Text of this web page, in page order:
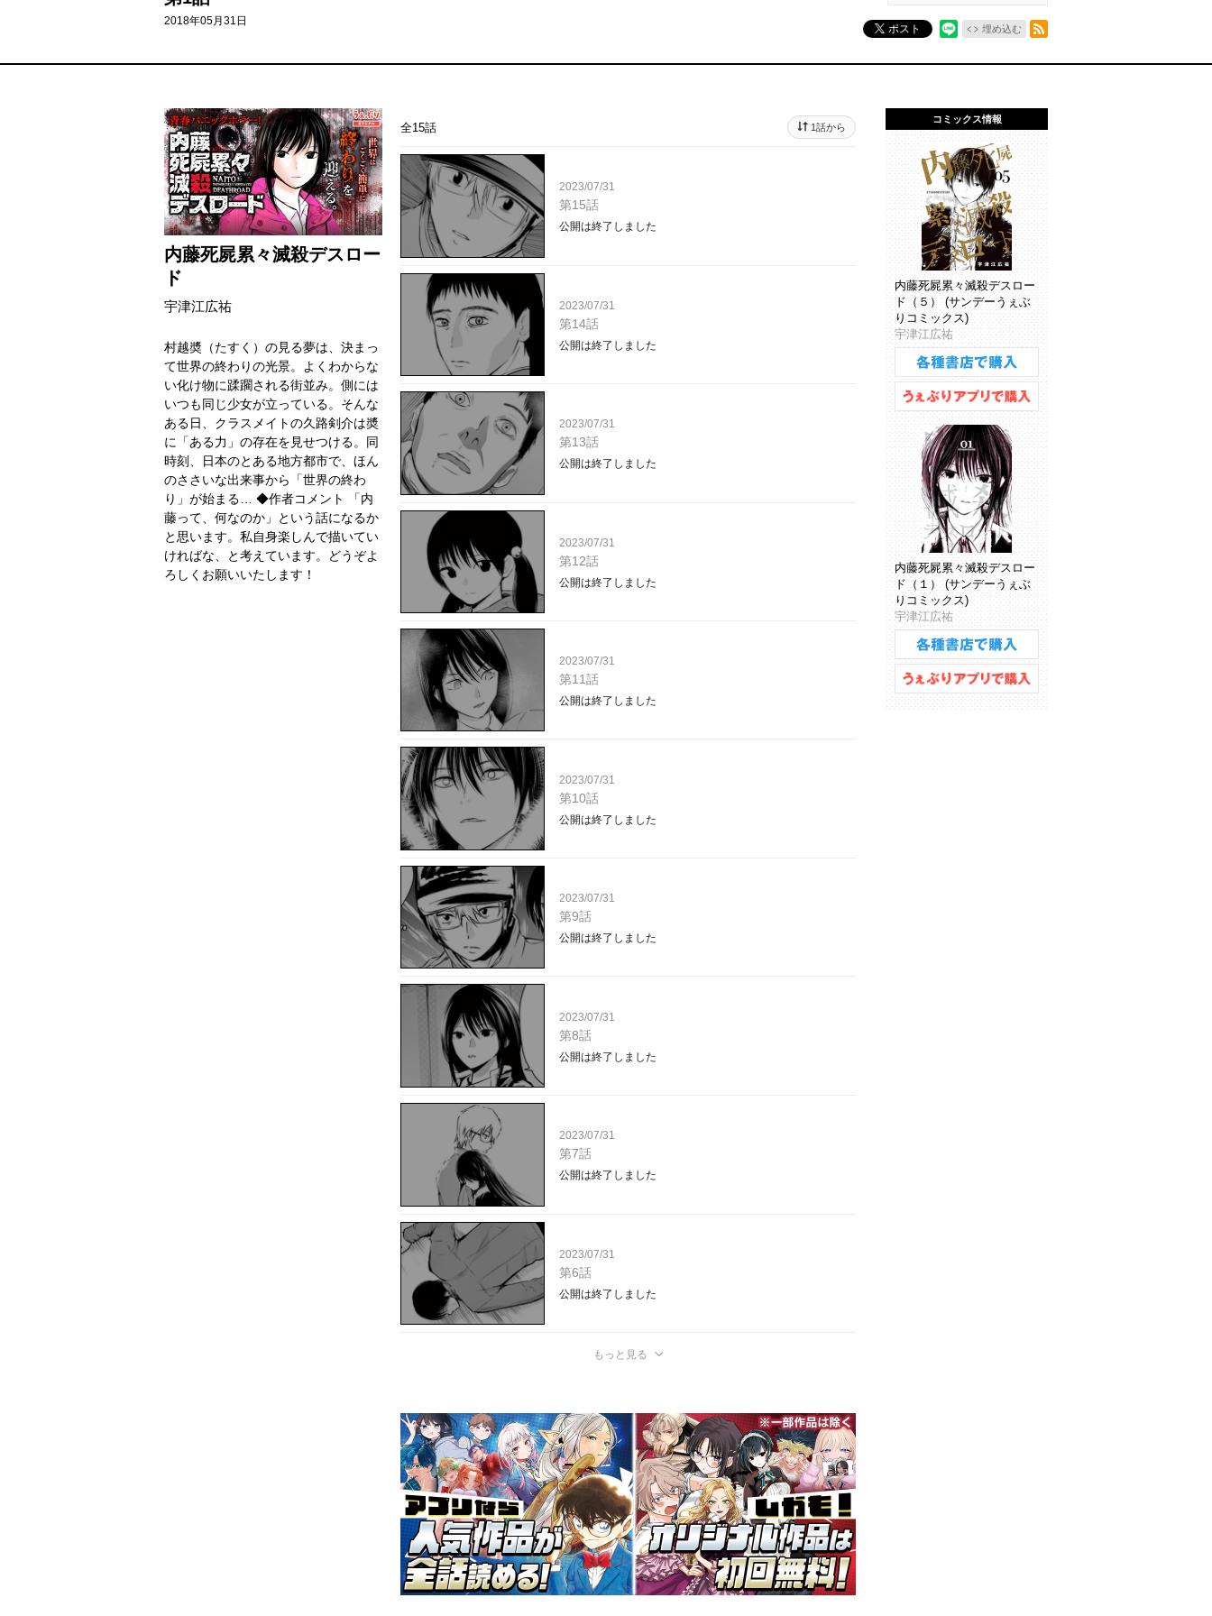
2018年05月31日
ポスト 埋め込む
内藤死屍累々滅殺デスロー
ド
宇津江広祐
村越奬（たすく）の見る夢は、決まっ
て世界の終わりの光景。よくわからな
い化け物に蹂躙される街並み。側には
いつも同じ少女が立っている。そんな
ある日、クラスメイトの久路剣介は奬
に「ある力」の存在を見せつける。同
時刻、日本のとある地方都市で、ほん
のささいな出来事から「世界の終わ
り」が始まる… ◆作者コメント 「内
藤って、何なのか」という話になるか
と思います。私自身楽しんで描いてい
ければな、と考えています。どうぞよ
ろしくお願いいたします！
全15話 1話から
2023/07/31
第15話
公開は終了しました
2023/07/31
第14話
公開は終了しました
2023/07/31
第13話
公開は終了しました
2023/07/31
第12話
公開は終了しました
2023/07/31
第11話
公開は終了しました
2023/07/31
第10話
公開は終了しました
2023/07/31
第9話
公開は終了しました
2023/07/31
第8話
公開は終了しました
2023/07/31
第7話
公開は終了しました
2023/07/31
第6話
公開は終了しました
もっと見る
コミックス情報
内藤死屍累々滅殺デスロー
ド（５） (サンデーうぇぶ
りコミックス)
宇津江広祐
内藤死屍累々滅殺デスロー
ド（１） (サンデーうぇぶ
りコミックス)
宇津江広祐